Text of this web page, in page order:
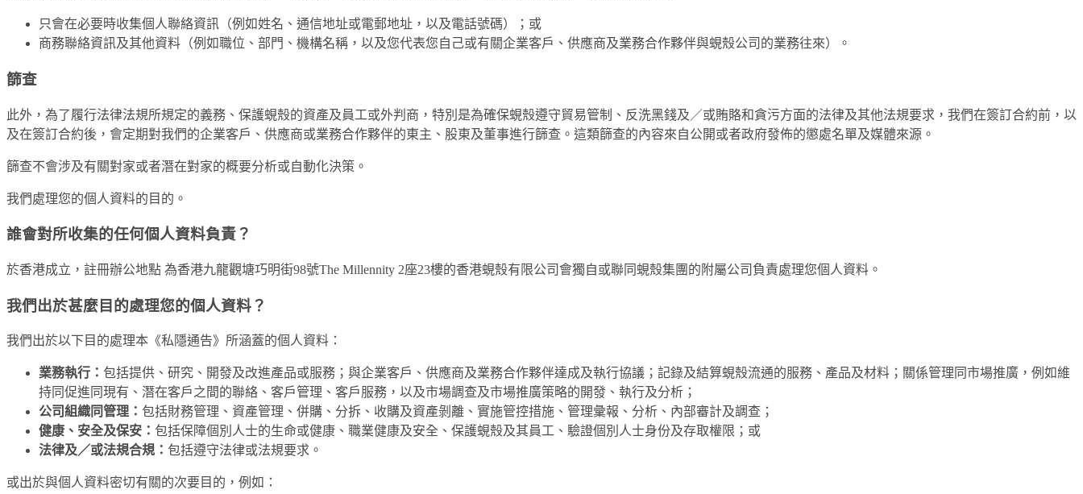
只會在必要時收集個人聯絡資訊（例如姓名、通信地址或電郵地址，以及電話號碼）；或
商務聯絡資訊及其他資料（例如職位、部門、機構名稱，以及您代表您自己或有關企業客戶、供應商及業務合作夥伴與蜆殼公司的業務往來）。
篩查
此外，為了履行法律法規所規定的義務、保護蜆殼的資產及員工或外判商，特別是為確保蜆殼遵守貿易管制、反洗黑錢及／或賄賂和貪污方面的法律及其他法規要求，我們在簽訂合約前，以
及在簽訂合約後，會定期對我們的企業客戶、供應商或業務合作夥伴的東主、股東及董事進行篩查。這類篩查的內容來自公開或者政府發佈的懲處名單及媒體來源。
篩查不會涉及有關對家或者潛在對家的概要分析或自動化決策。
我們處理您的個人資料的目的。
誰會對所收集的任何個人資料負責？
於香港成立，註冊辦公地點 為香港九龍觀塘巧明街98號The Millennity 2座23樓的香港蜆殼有限公司會獨自或聯同蜆殼集團的附屬公司負責處理您個人資料。
我們出於甚麼目的處理您的個人資料？
我們出於以下目的處理本《私隱通告》所涵蓋的個人資料：
業務執行： 包括提供、研究、開發及改進產品或服務；與企業客戶、供應商及業務合作夥伴達成及執行協議；記錄及結算蜆殼流通的服務、產品及材料；關係管理同市場推廣，例如維
持同促進同現有、潛在客戶之間的聯絡、客戶管理、客戶服務，以及市場調查及市場推廣策略的開發、執行及分析；
公司組織同管理： 包括財務管理、資產管理、併購、分拆、收購及資產剝離、實施管控措施、管理彙報、分析、內部審計及調查；
健康、安全及保安： 包括保障個別人士的生命或健康、職業健康及安全、保護蜆殼及其員工、驗證個別人士身份及存取權限；或
法律及／或法規合規： 包括遵守法律或法規要求。
或出於與個人資料密切有關的次要目的，例如：